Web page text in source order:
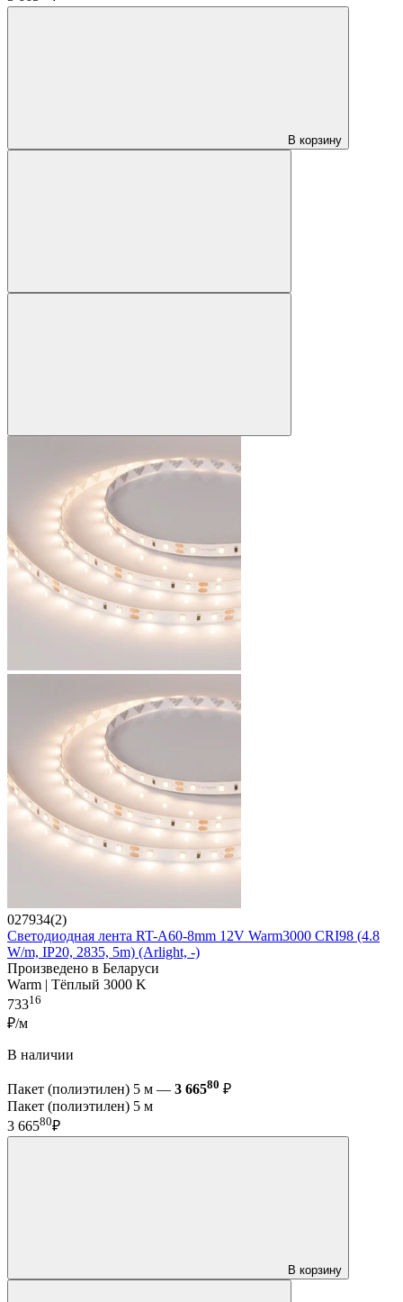
В корзину
027934(2)
Светодиодная лента RT-A60-8mm 12V Warm3000 CRI98 (4.8
W/m, IP20, 2835, 5m) (Arlight, -)
Произведено в Беларуси
Warm | Тёплый 3000 K
73316
₽/м
В наличии
Пакет (полиэтилен) 5 м — 3 66580 ₽
Пакет (полиэтилен) 5 м
3 66580₽
В корзину